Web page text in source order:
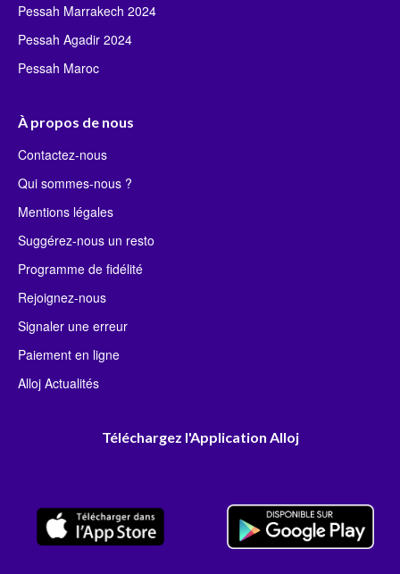
Pessah Marrakech 2024
Pessah Agadir 2024
Pessah Maroc
À propos de nous
Contactez-nous
Qui sommes-nous ?
Mentions légales
Suggérez-nous un resto
Programme de fidélité
Rejoignez-nous
Signaler une erreur
Paiement en ligne
Alloj Actualités
Téléchargez l'Application Alloj